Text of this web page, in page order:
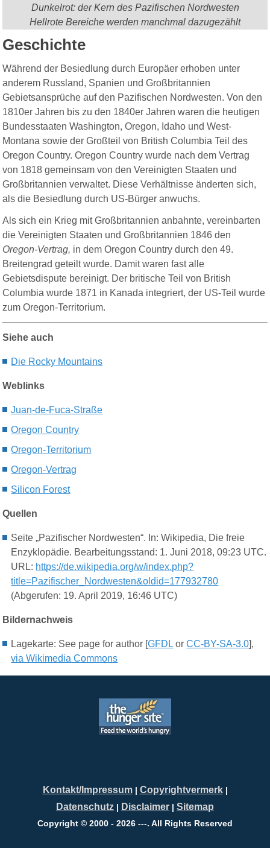
Dunkelrot: der Kern des Pazifischen Nordwesten
Hellrote Bereiche werden manchmal dazugezählt
Geschichte
Während der Besiedlung durch Europäer erhoben unter
anderem Russland, Spanien und Großbritannien
Gebietsansprüche auf den Pazifischen Nordwesten. Von den
1810er Jahren bis zu den 1840er Jahren waren die heutigen
Bundesstaaten Washington, Oregon, Idaho und West-
Montana sowie der Großteil von British Columbia Teil des
Oregon Country. Oregon Country wurde nach dem Vertrag
von 1818 gemeinsam von den Vereinigten Staaten und
Großbritannien verwaltet. Diese Verhältnisse änderten sich,
als die Besiedlung durch US-Bürger anwuchs.
Als sich ein Krieg mit Großbritannien anbahnte, vereinbarten
die Vereinigten Staaten und Großbritannien 1846 den
Oregon-Vertrag, in dem Oregon Country durch den 49.
Breitengrad geteilt wurde. Damit waren fast alle
Gebietsdispute bereinigt. Der britische Teil von British
Columbia wurde 1871 in Kanada integriert, der US-Teil wurde
zum Oregon-Territorium.
Siehe auch
Die Rocky Mountains
Weblinks
Juan-de-Fuca-Straße
Oregon Country
Oregon-Territorium
Oregon-Vertrag
Silicon Forest
Quellen
Seite „Pazifischer Nordwesten“. In: Wikipedia, Die freie
Enzyklopädie. Bearbeitungsstand: 1. Juni 2018, 09:23 UTC.
URL: https://de.wikipedia.org/w/index.php?
title=Pazifischer_Nordwesten&oldid=177932780
(Abgerufen: 19. April 2019, 16:46 UTC)
Bildernachweis
Lagekarte: See page for author [GFDLorCC-BY-SA-3.0 ],
via Wikimedia Commons
Kontakt/Impressum| Copyrightvermerk|
Datenschutz | Disclaimer | Sitemap
Copyright © 2000 - 2026 ---. All Rights Reserved